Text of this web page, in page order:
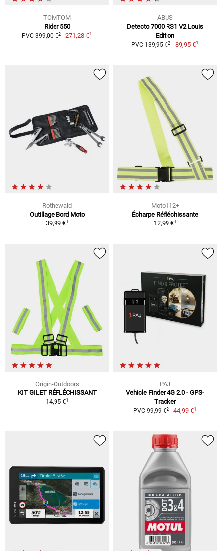
TOMTOM
Rider 550
PVC 399,00 €2 271,28 €1
ABUS
Detecto 7000 RS1 V2 Louis
Edition
PVC 139,95 €2 89,95 €1
Rothewald
Outillage Bord Moto
39,99 €1
Moto112+
Écharpe Réfléchissante
12,99 €1
Origin-Outdoors
KIT GILET RÉFLÉCHISSANT
14,95 €1
PAJ
Vehicle Finder 4G 2.0 - GPS-
Tracker
PVC 99,99 €2 44,99 €1